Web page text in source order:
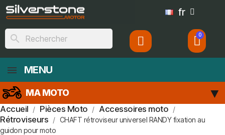
fr
search
MENU
MA MOTO
Accueil Pièces Moto
Accessoires moto
Rétroviseurs
CHAFT rétroviseur universel RANDY fixation au
guidon pour moto